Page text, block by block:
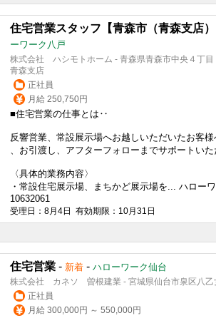
住宅営業スタッフ【青森市（青森支店）
ーワーク八戸
株式会社 ハシモトホーム - 青森県青森市中央４丁目
青森支店
正社員
月給 250,750円
■住宅営業の仕事とは‥
反響営業、常設展示場へお越しいただいたお客
、お引渡し、アフターフォローまでサポートいた
〈具体的業務内容〉
・常設住宅展示場、まちかど展示場を... ハロー
10632061
受理日：8月4日 有効期限：10月31日
住宅営業 - 新着 - ハローワーク仙台
株式会社 カネソ 曽根建業 - 宮城県仙台市泉区八乙
正社員
月給 300,000円 ～ 550,000円